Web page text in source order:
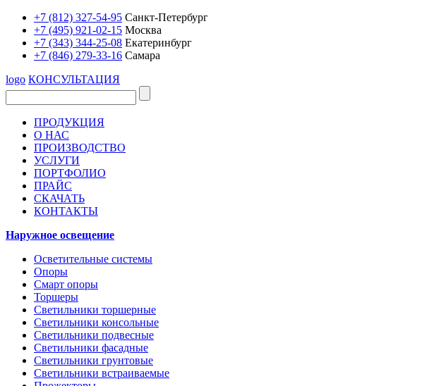
+7 (812) 327-54-95 Санкт-Петербург
+7 (495) 921-02-15 Москва
+7 (343) 344-25-08 Екатеринбург
+7 (846) 279-33-16 Самара
logo КОНСУЛЬТАЦИЯ
ПРОДУКЦИЯ
О НАС
ПРОИЗВОДСТВО
УСЛУГИ
ПОРТФОЛИО
ПРАЙС
СКАЧАТЬ
КОНТАКТЫ
Наружное освещение
Осветительные системы
Опоры
Смарт опоры
Торшеры
Светильники торшерные
Светильники консольные
Светильники подвесные
Светильники фасадные
Светильники грунтовые
Светильники встраиваемые